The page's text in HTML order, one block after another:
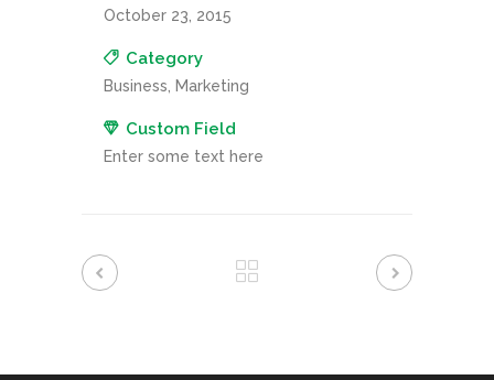
October 23, 2015
Category
Business, Marketing
Custom Field
Enter some text here